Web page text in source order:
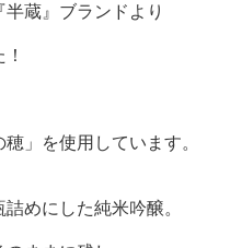
蔵』ブランドより
」を使用しています。
めにした純米吟醸。